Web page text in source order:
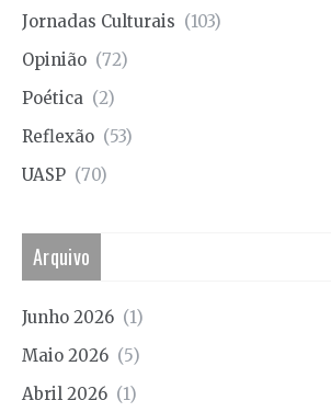
Jornadas Culturais (103)
Opinião (72)
Poética (2)
Reflexão (53)
UASP (70)
Arquivo
Junho 2026 (1)
Maio 2026 (5)
Abril 2026 (1)